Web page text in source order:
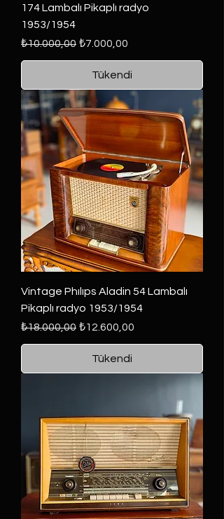
174 Lambalı Pikaplı radyo
1953/1954
Normal Fiyat
₺10.000,00 İndirimli Fiyat
₺7.000,00
Tükendi
Vintage Phılıps Aladin 54 Lambalı
Pikaplı radyo 1953/1954
Normal Fiyat
₺18.000,00 İndirimli Fiyat
₺12.600,00
Tükendi